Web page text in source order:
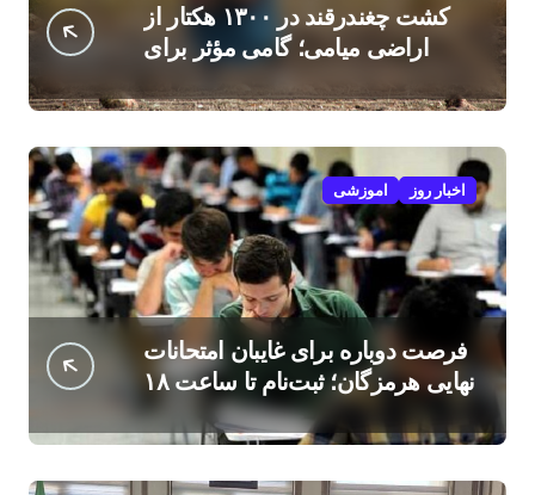
کشت چغندرقند در ۱۳۰۰ هکتار از
اراضی میامی؛ گامی مؤثر برای
افزایش درآمد کشاورزان
اخبار روز اموزشی
فرصت دوباره برای غایبان امتحانات
نهایی هرمزگان؛ ثبت‌نام تا ساعت ۱۸
امروز